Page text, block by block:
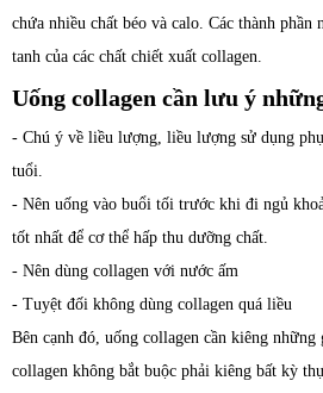
chứa nhiều chất béo và calo. Các thành
tanh của các chất chiết xuất ​​collagen.
Uống collagen cần lưu ý
- Chú ý về liều lượng, liều lượng sử dụng
tuổi.
- Nên uống vào buổi tối trước khi đi ngủ
tốt nhất để cơ thể hấp thu dưỡng chất.
- Nên dùng collagen với nước ấm
- Tuyệt đối không dùng collagen quá liều
Bên cạnh đó, uống collagen cần kiêng
collagen không bắt buộc phải kiêng bất kỳ